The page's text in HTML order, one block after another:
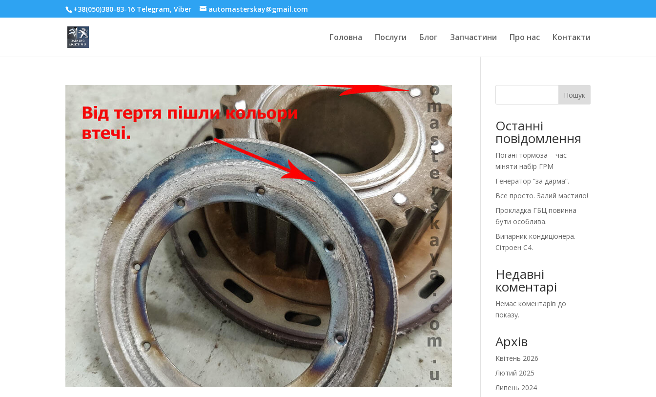
+38(050)380-83-16 Telegram, Viber automasterskay@gmail.com
Головна Послуги Блог Запчастини Про нас Контакти
Пошук
Останні
повідомлення
Погані тормоза – час
міняти набір ГРМ
Генератор “за дарма”.
Все просто. Залий мастило!
Прокладка ГБЦ повинна
бути особлива.
Випарник кондиціонера.
Сітроен С4.
Недавні
коментарі
Немає коментарів до
показу.
Архів
Квітень 2026
Лютий 2025
Липень 2024